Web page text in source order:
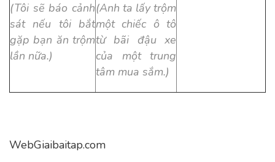
(Tôi sẽ báo cảnh
sát nếu tôi bắt
gặp bạn ăn trộm
lần nữa.)
(Anh ta lấy trộm
một chiếc ô tô
từ bãi đậu xe
của một trung
tâm mua sắm.)
WebGiaibaitap.com